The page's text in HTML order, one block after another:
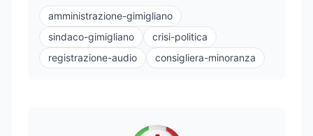
amministrazione-gimigliano
sindaco-gimigliano
crisi-politica
registrazione-audio
consigliera-minoranza